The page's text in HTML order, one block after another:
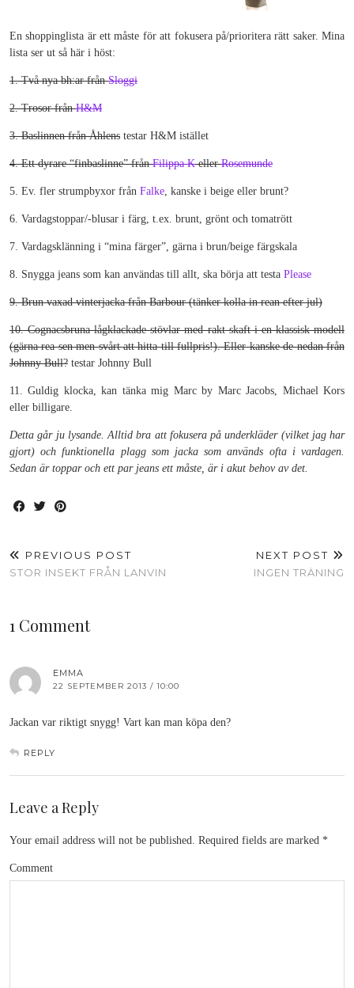
En shoppinglista är ett måste för att fokusera på/prioritera rätt saker. Mina
lista ser ut så här i höst:
1. Två nya bh:ar frånSloggi
2. Trosor frånH&M
3. Baslinnen från Åhlens testar H&M istället
4. Ett dyrare “finbaslinne” frånFilippa KellerRosemunde
5. Ev. fler strumpbyxor från Falke, kanske i beige eller brunt?
6. Vardagstoppar/-blusar i färg, t.ex. brunt, grönt och tomatrött
7. Vardagsklänning i “mina färger”, gärna i brun/beige färgskala
8. Snygga jeans som kan användas till allt, ska börja att testa Please
9. Brun vaxad vinterjacka från Barbour (tänker kolla in rean efter jul)
10. Cognacsbruna lågklackade stövlar med rakt skaft i en klassisk modell
(gärna rea sen men svårt att hitta till fullpris!). Eller kanske de nedan från
Johnny Bull? testar Johnny Bull
11. Guldig klocka, kan tänka mig Marc by Marc Jacobs, Michael Kors
eller billigare.
Detta går ju lysande. Alltid bra att fokusera på underkläder (vilket jag har
gjort) och funktionella plagg som jacka som används ofta i vardagen.
Sedan är toppar och ett par jeans ett måste, är i akut behov av det.
PREVIOUS POST
STOR INSEKT FRÅN LANVIN
NEXT POST
INGEN TRÄNING
1 Comment
EMMA
22 SEPTEMBER 2013 / 10:00
Jackan var riktigt snygg! Vart kan man köpa den?
REPLY
Leave a Reply
Your email address will not be published. Required fields are marked *
Comment